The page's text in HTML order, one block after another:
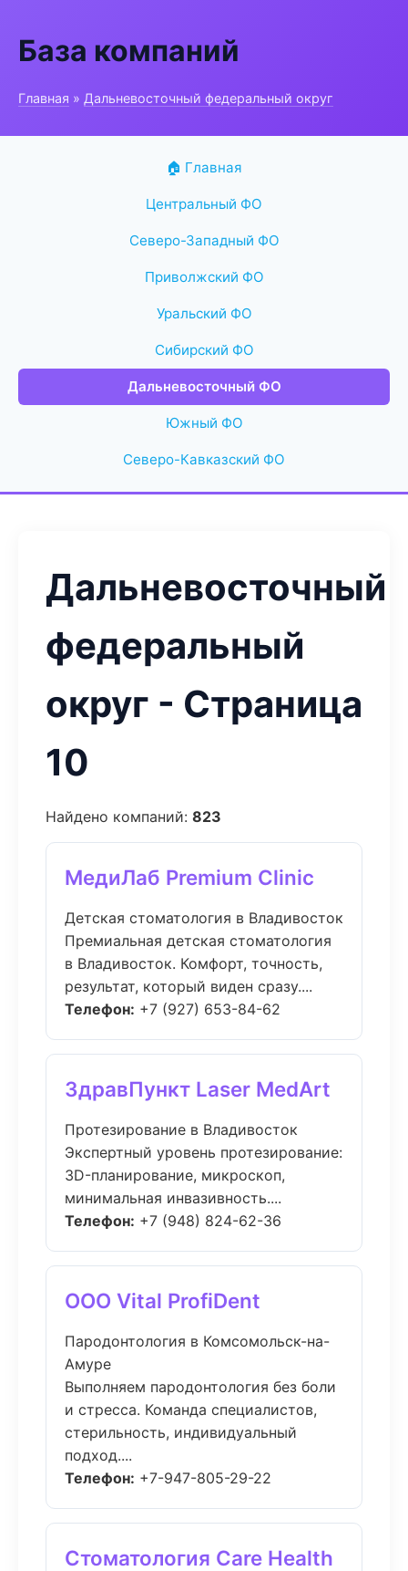
База компаний
Главная » Дальневосточный федеральный округ
🏠 Главная
Центральный ФО
Северо-Западный ФО
Приволжский ФО
Уральский ФО
Сибирский ФО
Дальневосточный ФО
Южный ФО
Северо-Кавказский ФО
Дальневосточный
федеральный
округ - Страница
10
Найдено компаний: 823
МедиЛаб Premium Clinic
Детская стоматология в Владивосток
Премиальная детская стоматология
в Владивосток. Комфорт, точность,
результат, который виден сразу....
Телефон: +7 (927) 653-84-62
ЗдравПункт Laser MedArt
Протезирование в Владивосток
Экспертный уровень протезирование:
3D-планирование, микроскоп,
минимальная инвазивность....
Телефон: +7 (948) 824-62-36
ООО Vital ProfiDent
Пародонтология в Комсомольск-на-
Амуре
Выполняем пародонтология без боли
и стресса. Команда специалистов,
стерильность, индивидуальный
подход....
Телефон: +7-947-805-29-22
Стоматология Care Health